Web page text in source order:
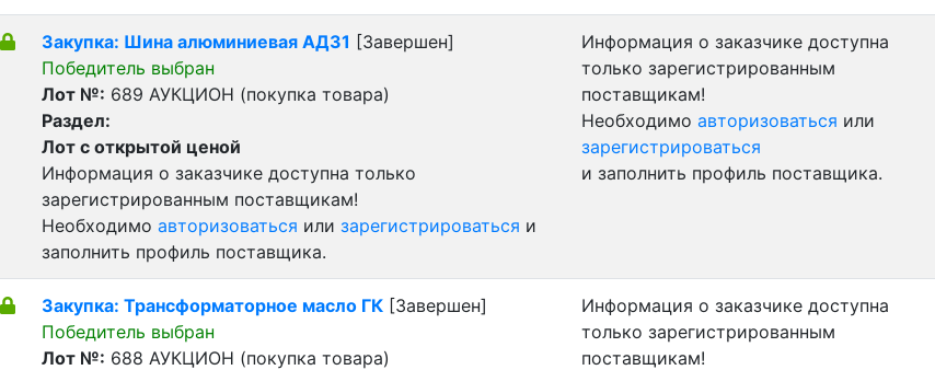
Закупка: Шина алюминиевая АД31 [Завершен]
Победитель выбран
Лот №: 689 АУКЦИОН (покупка товара)
Раздел:
Лот с открытой ценой
Информация о заказчике доступна только
зарегистрированным поставщикам!
Необходимо авторизоваться или зарегистрироваться и
заполнить профиль поставщика.
Информация о заказчике доступна
только зарегистрированным
поставщикам!
Необходимо авторизоваться или
зарегистрироваться
и заполнить профиль поставщика.
Закупка: Трансформаторное масло ГК [Завершен]
Победитель выбран
Лот №: 688 АУКЦИОН (покупка товара)
Информация о заказчике доступна
только зарегистрированным
поставщикам!